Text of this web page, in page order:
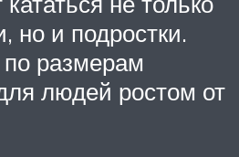
но и подростки.
размерам
людей ростом от